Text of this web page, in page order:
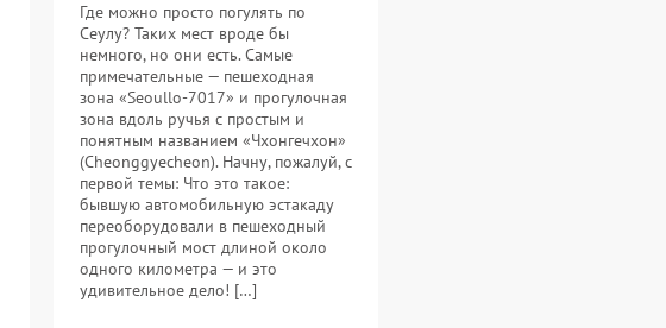
Где можно просто погулять по
Сеулу? Таких мест вроде бы
немного, но они есть. Самые
примечательные — пешеходная
зона «Seoullo-7017» и прогулочная
зона вдоль ручья с простым и
понятным названием «Чхонгечхон»
(Cheonggyecheon). Начну, пожалуй, с
первой темы: Что это такое:
бывшую автомобильную эстакаду
переоборудовали в пешеходный
прогулочный мост длиной около
одного километра — и это
удивительное дело! […]